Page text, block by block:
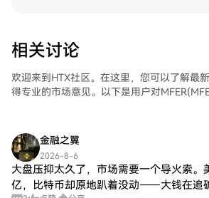
子系统进行运作。其最显著的特征之一是承
并可能随着时间的推移而增加价值。该项目
在其代币分配模型中强调透明度。根据说
所上实现高效交易。 剩余的20%在Mfer生态
系统中发挥多重作用，包括对NFT持有者、
合作艺术家的奖励以及对社区金库的贡献。
社区金库的价值约为210 ETH，代表了Mfer
社区管理的重要集体资产，为项目开发、社
相关讨论
欢迎来到HTX社区。在这里，您可以了解最
得专业的市场意见。以下是用户对
金融之翼
2026-8-6
大盘压抑太久了，市场需要一个导火索。
亿，比特币却原地趴着没动——大钱在追